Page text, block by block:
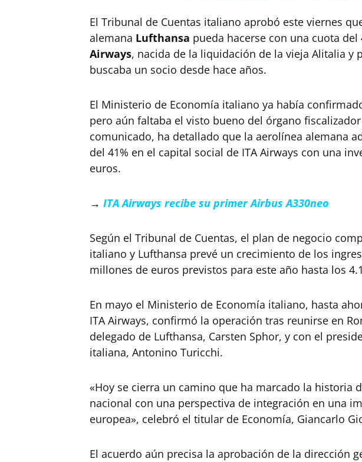
El Tribunal de Cuentas italiano aprobó este viernes
alemana Lufthansa pueda hacerse con una cuota del
Airways, nacida de la liquidación de la vieja Alitalia y
buscaba un socio desde hace años.
El Ministerio de Economía italiano ya había
pero aún faltaba el visto bueno del órgano
comunicado, ha detallado que la aerolínea alemana
del 41% en el capital social de ITA Airways con una
euros.
→ ITA Airways recibe su primer Airbus A330neo
Según el Tribunal de Cuentas, el plan de negocio
italiano y Lufthansa prevé un crecimiento de los
millones de euros previstos para este año hasta los
En mayo el Ministerio de Economía italiano, hasta
ITA Airways, confirmó la operación tras reunirse en
delegado de Lufthansa, Carsten Sphor, y con el
italiana, Antonino Turicchi.
«Hoy se cierra un camino que ha marcado la historia
nacional con una perspectiva de integración en una
europea», celebró el titular de Economía, Giancarlo
El acuerdo aún precisa la aprobación de la dirección